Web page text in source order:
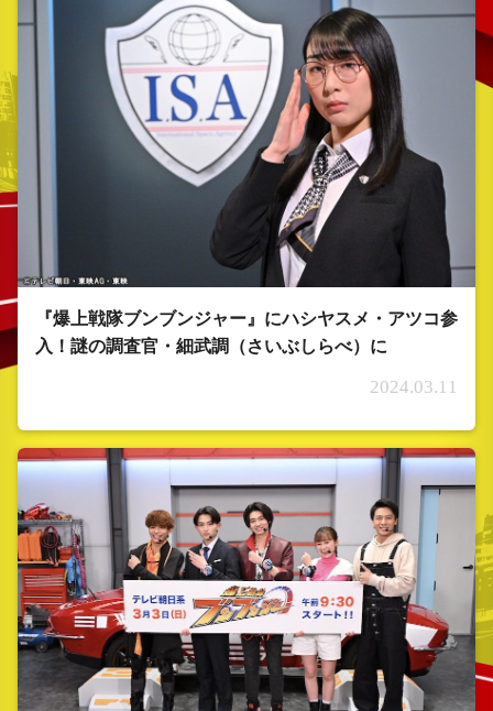
『爆上戦隊ブンブンジャー』にハシヤスメ・アツコ参
入！謎の調査官・細武調（さいぶしらべ）に
2024.03.11